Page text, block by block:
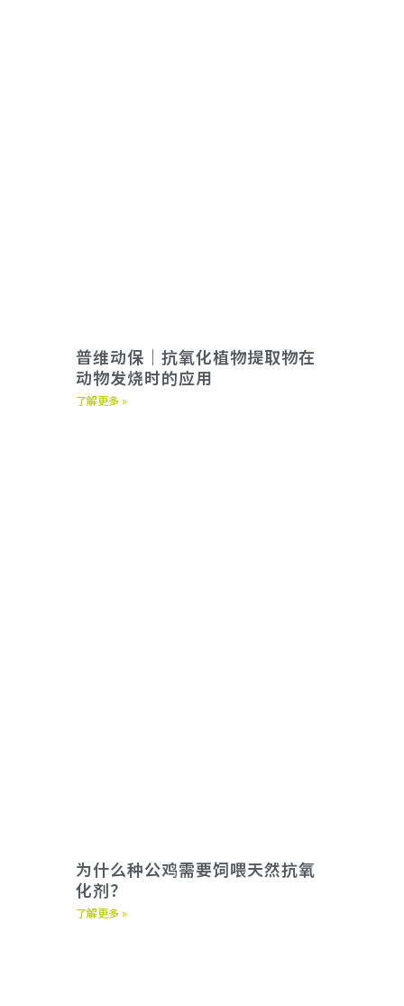
普维动保｜抗氧化植物提取物在
动物发烧时的应用
了解更多 »
为什么种公鸡需要饲喂天然抗氧
化剂？
了解更多 »